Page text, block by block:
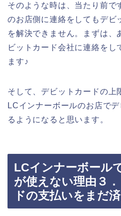
そのような時は、当たり前で
のお店側に連絡をしてもデビ
を解決できません。まずは、
ビットカード会社に連絡をし
ます♪
そして、デビットカードの上
LCインナーボールのお店で
るようになると思います。
LCインナーボール
が使えない理由３
ドの支払いをまだ